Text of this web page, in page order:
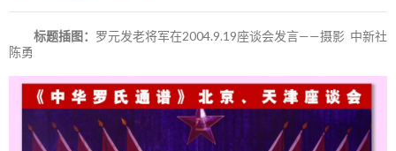
标题插图： 罗元发老将军在2004.9.19座谈会发言——摄影 中新社
陈勇